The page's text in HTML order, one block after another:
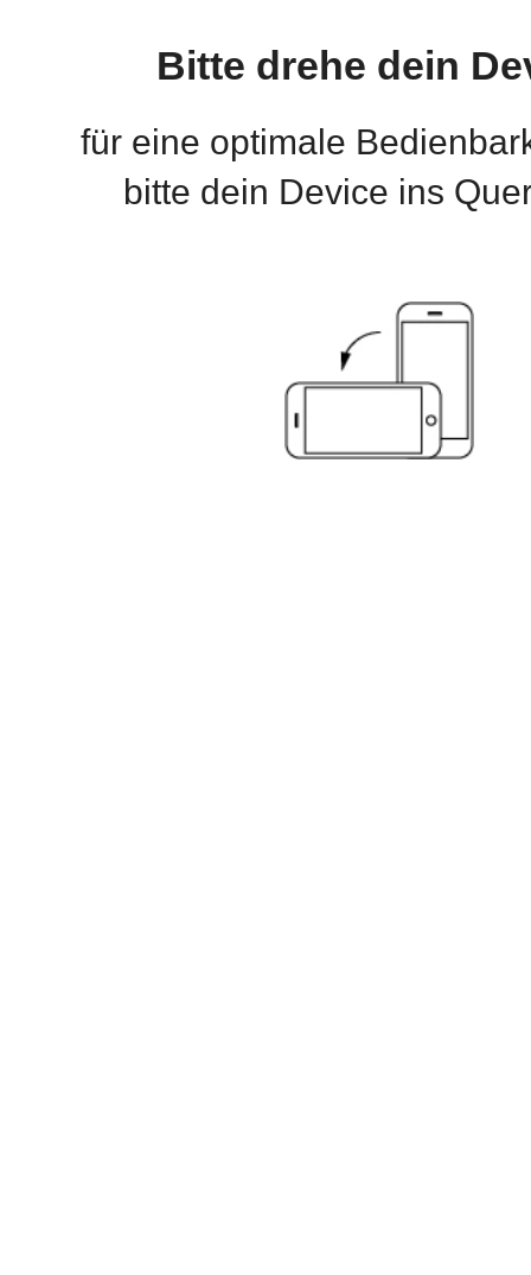
Bitte drehe dein
für eine optimale
bitte dein Device ins